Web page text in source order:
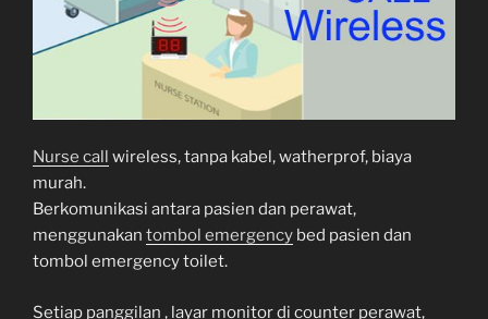
Nurse call wireless, tanpa kabel, watherprof, biaya
murah.
Berkomunikasi antara pasien dan perawat,
menggunakan tombol emergency bed pasien dan
tombol emergency toilet.
Setiap panggilan , layar monitor di counter perawat,